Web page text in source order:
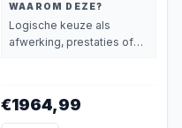
WAAROM DEZE?
Logische keuze als
afwerking, prestaties of
€1964,99